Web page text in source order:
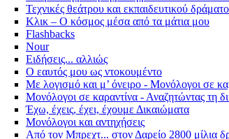
Τεχνικές θεάτρου και εκπαιδευτικού
Κλικ – Ο κόσμος μέσα από τα μάτια μου
Flashbacks
Nour
Ειδήσεις... αλλιώς
Ο εαυτός μου ως ντοκουμέντο
Με λογισμό και μ’ όνειρο - Μονόλογοι σε
Μονόλογοι σε καραντίνα - Αναζητώντας τη
Έχω, έχεις, έχει, έχουμε Δικαιώματα
Μονόλογοι και αντηχήσεις
Από τον Μπρεχτ... στον Δαρείο 2800 μίλια